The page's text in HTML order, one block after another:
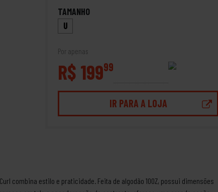
TAMANHO
U
Por apenas
R$ 19999
IR PARA A LOJA
combina estilo e praticidade. Feita de algodão 10OZ, possui dimensões